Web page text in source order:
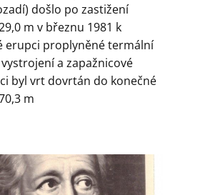
došlo po zastižení
m v březnu 1981 k
erupci proplyněné termální
a zapažnicové
byl vrt dovrtán do konečné
m